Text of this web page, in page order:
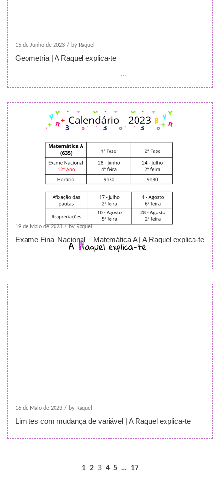
15 de Junho de 2023 / by Raquel
Geometria | A Raquel explica-te
…
19 de Maio de 2023 / by Raquel
Exame Final Nacional – Matemática A | A Raquel explica-te
16 de Maio de 2023 / by Raquel
Limites com mudança de variável | A Raquel explica-te
1 2 3 4 5 … 17